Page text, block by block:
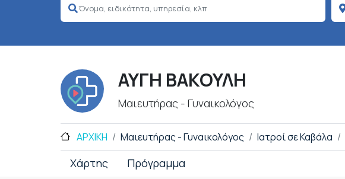
ΑΥΓΗ ΒΑΚΟΥΛΗ
Μαιευτήρας - Γυναικολόγος
ΑΡΧΙΚΗ Μαιευτήρας - Γυναικολόγος Ιατροί σε Καβάλα
Χάρτης Πρόγραμμα